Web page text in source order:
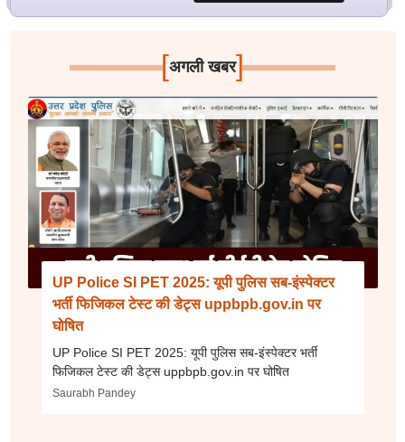
[अगली खबर]
UP Police SI PET 2025: यूपी पुलिस सब-इंस्पेक्टर
भर्ती फिजिकल टेस्ट की डेट्स uppbpb.gov.in पर
घोषित
UP Police SI PET 2025: यूपी पुलिस सब-इंस्पेक्टर भर्ती
फिजिकल टेस्ट की डेट्स uppbpb.gov.in पर घोषित
Saurabh Pandey